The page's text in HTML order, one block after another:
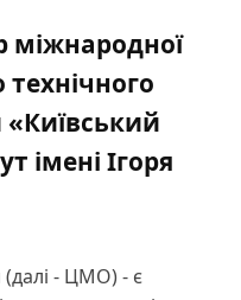
міжнародної
технічного
«Київський
імені Ігоря
(далі - ЦМО) - є